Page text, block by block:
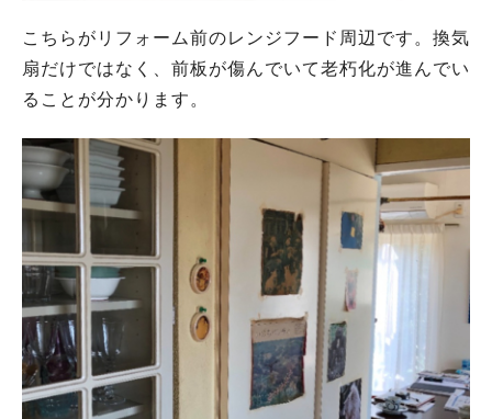
こちらがリフォーム前のレンジフード周辺です。換気
扇だけではなく、前板が傷んでいて老朽化が進んでい
ることが分かります。